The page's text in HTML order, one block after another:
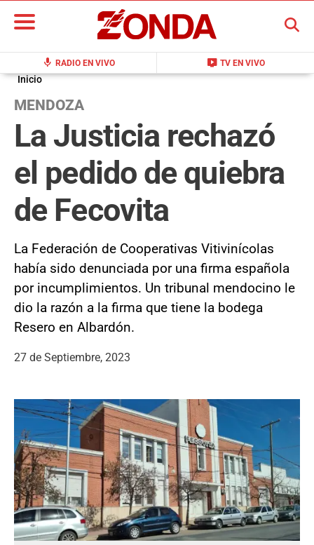
mic RADIO EN VIVO live_tv TV EN VIVO
BUSCAR
Inicio
MENDOZA
La Justicia rechazó
el pedido de quiebra
de Fecovita
La Federación de Cooperativas Vitivinícolas
había sido denunciada por una firma española
por incumplimientos. Un tribunal mendocino le
dio la razón a la firma que tiene la bodega
Resero en Albardón.
27 de Septiembre, 2023